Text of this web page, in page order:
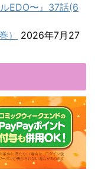
EDO〜』37話(6
）
2026年7月27